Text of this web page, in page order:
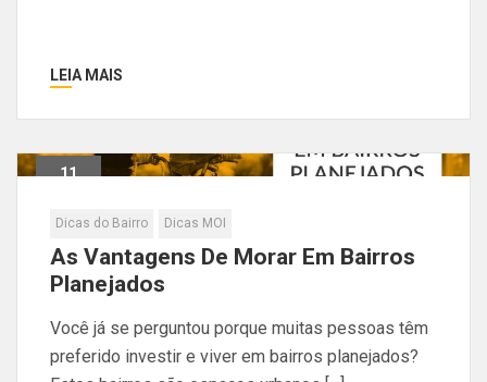
LEIA MAIS
11
Dicas do Bairro Dicas MOI
As Vantagens De Morar Em Bairros
Planejados
Você já se perguntou porque muitas pessoas têm
preferido investir e viver em bairros planejados?